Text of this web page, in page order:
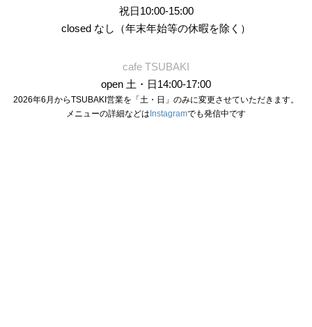
祝日10:00-15:00
closed なし（年末年始等の休暇を除く）
cafe TSUBAKI
open 土・日14:00-17:00
2026年6月からTSUBAKI営業を「土・日」のみに変更させていただきます。
メニューの詳細などはInstagramでも発信中です